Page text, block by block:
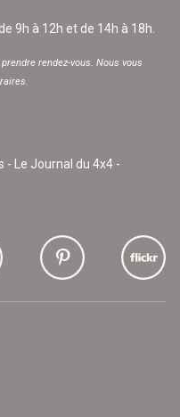
9h à 12h et de 14h à 18h.
rendez-vous. Nous vous
- Le Journal du 4x4 -